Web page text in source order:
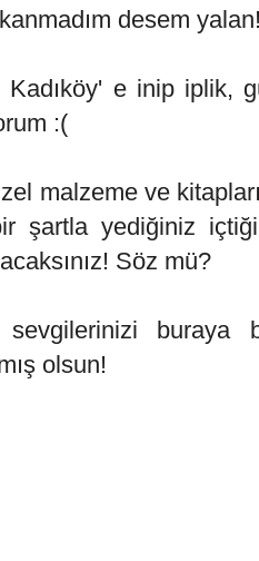
desem
Kadıköy' e inip iplik,
:(
malzeme ve
şartla yediğiniz
Söz mü?
buraya
olsun!